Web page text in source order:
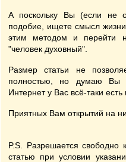
А поскольку Вы (если не
подобие, ищете смысл
этим методом и перейти
"человек духовный".
Размер статьи не
полностью, но думаю Вы
Интернет у Вас всё-таки
Приятных Вам открытий на
P.S. Разрешается свободно
статью при условии